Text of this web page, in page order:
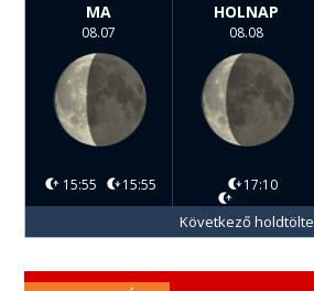
MA
08.07
15:55 15:55
HOLNAP
08.08
17:10
Következő holdtölte